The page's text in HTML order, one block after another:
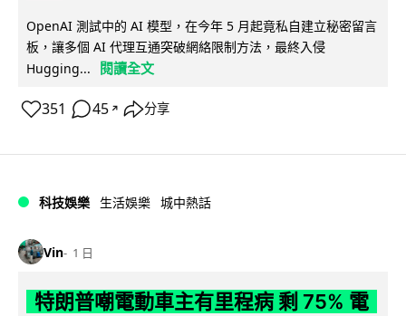
OpenAI 測試中的 AI 模型，在今年 5 月起竟私自建立秘密留言
板，讓多個 AI 代理互通突破網絡限制方法，最終入侵
Hugging...
閱讀全文
351 45 ↗ 分享
科技娛樂 生活娛樂 城中熱話
Vin 1 日
特朗普嘲電動車主有里程病 剩 75% 電